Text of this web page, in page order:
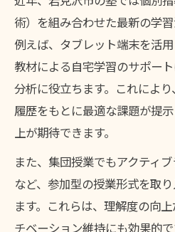
術
塾の春期講習が学習
由
春期講習塾で続く学
塾春期講習で毎日の
術）を組み合わせた最新の学習
例えば、タブレット端末を活
教材による自宅学習のサポー
分析に役立ちます。これによ
履歴をもとに最適な課題が提
上が期待できます。
また、集団授業でもアクティ
など、参加型の授業形式を取
ます。これらは、理解度の向
チベーション維持にも効果的